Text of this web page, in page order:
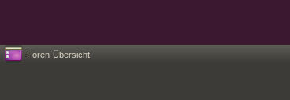
Foren-Übersicht